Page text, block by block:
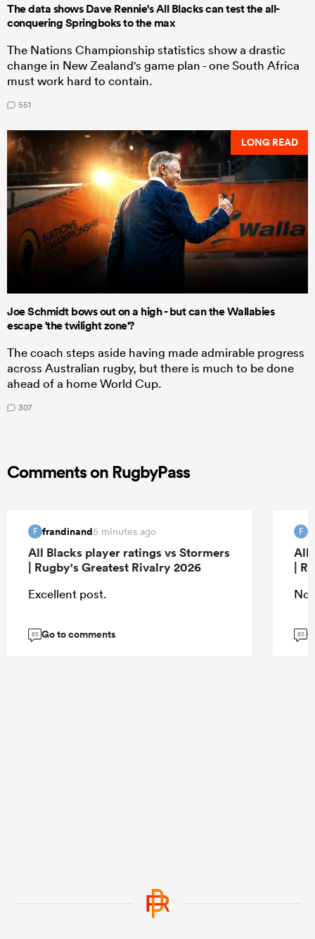
The data shows Dave Rennie's All Blacks can test the all-
conquering Springboks to the max
The Nations Championship statistics show a drastic
change in New Zealand's game plan - one South Africa
must work hard to contain.
551
LONG READ
Joe Schmidt bows out on a high - but can the Wallabies
escape 'the twilight zone'?
The coach steps aside having made admirable progress
across Australian rugby, but there is much to be done
ahead of a home World Cup.
307
Comments on RugbyPass
F frandinand5 minutes ago
All Blacks player ratings vs Stormers
| Rugby's Greatest Rivalry 2026
Excellent post.
85 Go to comments
F
All
|
85